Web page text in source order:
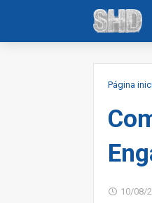
Página
10/08/